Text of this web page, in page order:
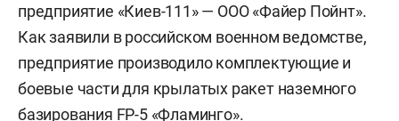
предприятие «Киев-111» — ООО «Файер Пойнт».
Как заявили в российском военном ведомстве,
предприятие производило комплектующие и
боевые части для крылатых ракет наземного
базирования FP-5 «Фламинго».